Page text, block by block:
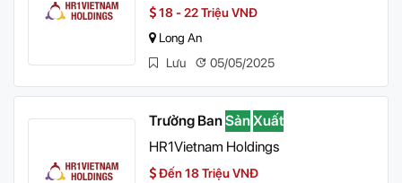
18 - 22 Triệu VNĐ
Long An
Lưu
05/05/2025
Trưởng BanSảnXuất
HR1Vietnam Holdings
Đến 18 Triệu VNĐ